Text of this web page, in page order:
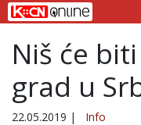
Niš će
grad u
22.05.2019 | Info